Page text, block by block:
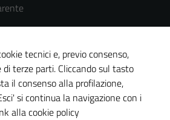
sito
tecnici e, previo consenso,
terze parti. Cliccando sul tasto
il consenso alla profilazione,
si continua la navigazione con i
alla cookie policy